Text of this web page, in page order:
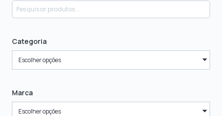
Categoria
Escolher opções
Marca
Escolher opções